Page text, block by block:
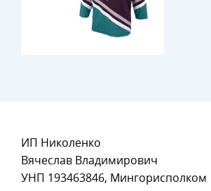
ИП Николенко
Вячеслав Владимирович
УНП ‎193463846, Мингорисполком